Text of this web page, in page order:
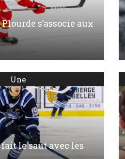
s’associe aux
Une
le saut avec les